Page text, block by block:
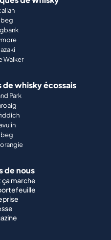
Walker
de whisky écossais
Park
de nous
marche